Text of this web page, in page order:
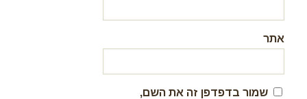
אתר
שמור בדפדפן זה את השם,